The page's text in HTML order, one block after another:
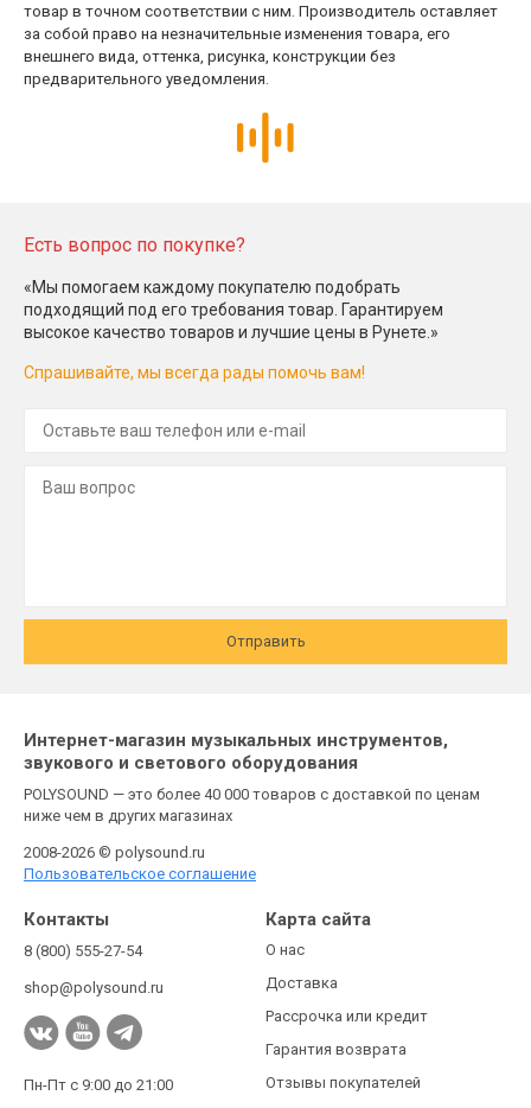
товар в точном соответствии с ним. Производитель оставляет
за собой право на незначительные изменения товара, его
внешнего вида, оттенка, рисунка, конструкции без
предварительного уведомления.
Есть вопрос по покупке?
«Мы помогаем каждому покупателю подобрать
подходящий под его требования товар. Гарантируем
высокое качество товаров и лучшие цены в Рунете.»
Спрашивайте, мы всегда рады помочь вам!
Отправить
Интернет-магазин музыкальных инструментов,
звукового и светового оборудования
POLYSOUND — это более 40 000 товаров с доставкой по ценам
ниже чем в других магазинах
2008-2026 © polysound.ru
Пользовательское соглашение
Контакты
8 (800) 555-27-54
shop@polysound.ru
Пн-Пт с 9:00 до 21:00
Карта сайта
О нас
Доставка
Рассрочка или кредит
Гарантия возврата
Отзывы покупателей